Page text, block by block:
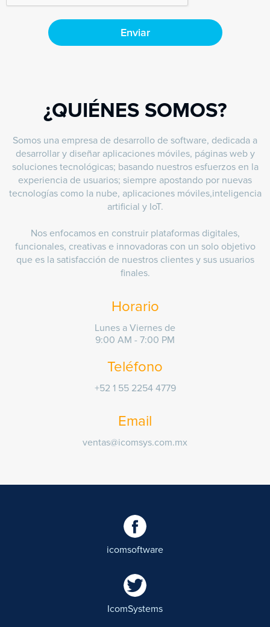
¿QUIÉNES SOMOS?
Somos una empresa de desarrollo de software, dedicada a
desarrollar y diseñar aplicaciones móviles, páginas web y
soluciones tecnológicas; basando nuestros esfuerzos en la
experiencia de usuarios; siempre apostando por nuevas
tecnologías como la nube, aplicaciones móviles,inteligencia
artificial y IoT.
Nos enfocamos en construir plataformas digitales,
funcionales, creativas e innovadoras con un solo objetivo
que es la satisfacción de nuestros clientes y sus usuarios
finales.
Horario
Lunes a Viernes de
9:00 AM - 7:00 PM
Teléfono
+52 1 55 2254 4779
Email
ventas@icomsys.com.mx
icomsoftware
IcomSystems